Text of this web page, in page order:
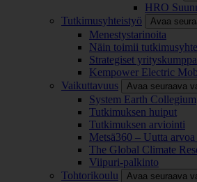
HRO
Tutkimusyhteistyö
Avaa
Menestystarinoita
Näin toimii
Strategiset
Kempower Electric
Vaikuttavuus
Avaa seuraava
System Earth Collegium
Tutkimuksen huiput
Tutkimuksen arviointi
Metsä360 – Uutta arvoa
The Global Climate
Viipuri-palkinto
Tohtorikoulu
Avaa seuraava